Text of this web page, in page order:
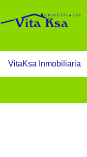
VitaKsa Inmobiliaria